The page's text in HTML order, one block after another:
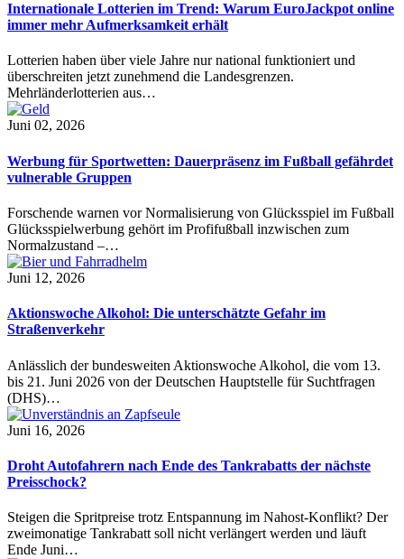
Internationale Lotterien im Trend: Warum EuroJackpot online
immer mehr Aufmerksamkeit erhält
Lotterien haben über viele Jahre nur national funktioniert und
überschreiten jetzt zunehmend die Landesgrenzen.
Mehrländerlotterien aus…
Juni 02, 2026
Werbung für Sportwetten: Dauerpräsenz im Fußball gefährdet
vulnerable Gruppen
Forschende warnen vor Normalisierung von Glücksspiel im Fußball
Glücksspielwerbung gehört im Profifußball inzwischen zum
Normalzustand –…
Juni 12, 2026
Aktionswoche Alkohol: Die unterschätzte Gefahr im
Straßenverkehr
Anlässlich der bundesweiten Aktionswoche Alkohol, die vom 13.
bis 21. Juni 2026 von der Deutschen Hauptstelle für Suchtfragen
(DHS)…
Juni 16, 2026
Droht Autofahrern nach Ende des Tankrabatts der nächste
Preisschock?
Steigen die Spritpreise trotz Entspannung im Nahost-Konflikt? Der
zweimonatige Tankrabatt soll nicht verlängert werden und läuft
Ende Juni…